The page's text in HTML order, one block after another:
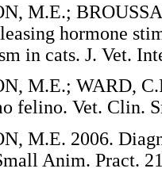
M.E.;
hormone
in cats. J.
M.E.; WARD,
felino. Vet.
M.E. 2006.
Small Anim.